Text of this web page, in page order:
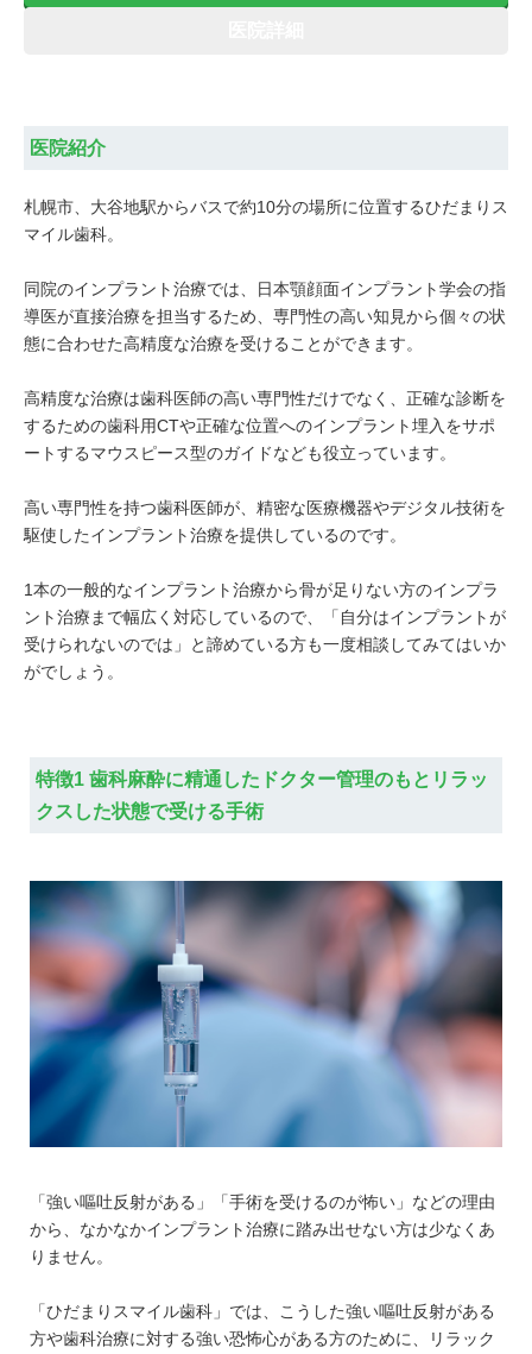
医院紹介
札幌市、大谷地駅からバスで約10分の場所に位置するひだまりス
マイル歯科。
同院のインプラント治療では、日本顎顔面インプラント学会の指
導医が直接治療を担当するため、専門性の高い知見から個々の状
態に合わせた高精度な治療を受けることができます。
高精度な治療は歯科医師の高い専門性だけでなく、正確な診断を
するための歯科用CTや正確な位置へのインプラント埋入をサポ
ートするマウスピース型のガイドなども役立っています。
高い専門性を持つ歯科医師が、精密な医療機器やデジタル技術を
駆使したインプラント治療を提供しているのです。
1本の一般的なインプラント治療から骨が足りない方のインプラ
ント治療まで幅広く対応しているので、「自分はインプラントが
受けられないのでは」と諦めている方も一度相談してみてはいか
がでしょう。
特徴1 歯科麻酔に精通したドクター管理のもとリラッ
クスした状態で受ける手術
「強い嘔吐反射がある」「手術を受けるのが怖い」などの理由
から、なかなかインプラント治療に踏み出せない方は少なくあ
りません。
「ひだまりスマイル歯科」では、こうした強い嘔吐反射がある
方や歯科治療に対する強い恐怖心がある方のために、リラック